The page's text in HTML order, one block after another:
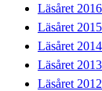
Läsåret
Läsåret
Läsåret
Läsåret
Läsåret